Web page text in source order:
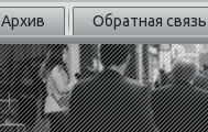
Архив Обратная связь